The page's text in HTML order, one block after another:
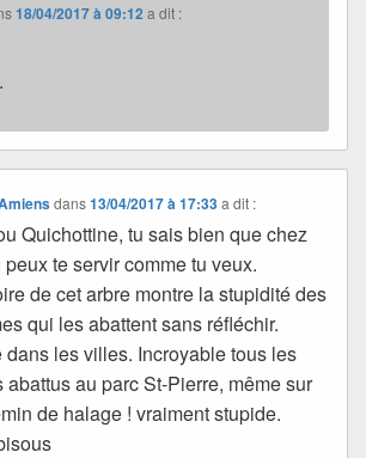
18/04/2017 à 09:12 a dit :
dans13/04/2017 à 17:33 a dit :
Quichottine, tu sais bien que chez
peux te servir comme tu veux.
de cet arbre montre la stupidité des
qui les abattent sans réfléchir.
dans les villes. Incroyable tous les
abattus au parc St-Pierre, même sur
de halage ! vraiment stupide.